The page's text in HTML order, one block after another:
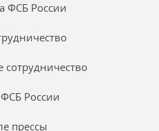
ФСБ России
сотрудничество
России
прессы